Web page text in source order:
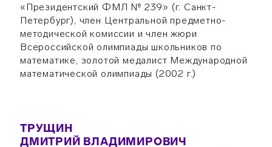
«Президентский ФМЛ № 239» (г. Санкт-
Петербург), член Центральной предметно-
методической комиссии и член жюри
Всероссийской олимпиады школьников по
математике, золотой медалист Международной
математической олимпиады (2002 г.)
ТРУЩИН
ДМИТРИЙ ВЛАДИМИРОВИЧ